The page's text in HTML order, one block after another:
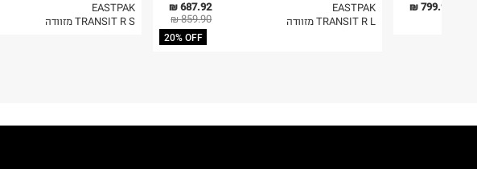
EASTPAK
TRANSIT R S מזוודה
687.92 ₪
859.90 ₪
20% OFF
EASTPAK
TRANSIT R L מזוודה
799.90 ₪